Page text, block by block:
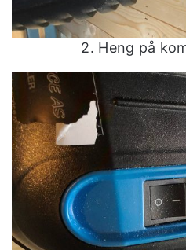
2. Heng på